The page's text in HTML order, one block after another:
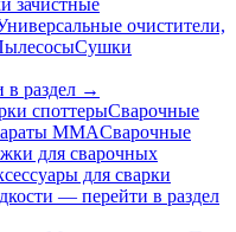
зачистные
очистители,
Сушки
в раздел →
cпоттерыСварочные
MMAСварочные
для сварочных
для сварки
— перейти в раздел